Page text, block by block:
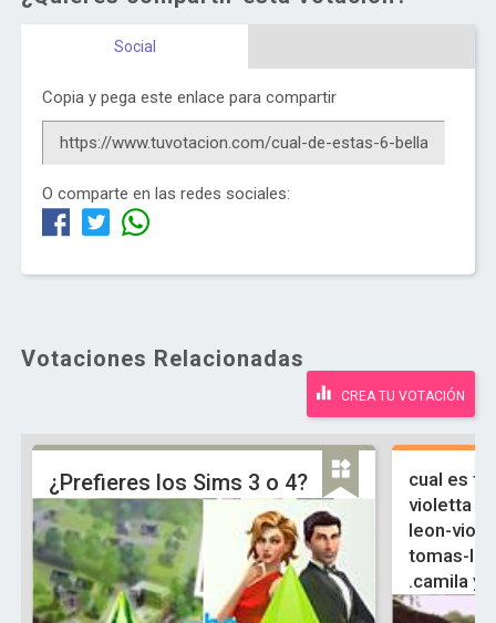
Social
Copia y pega este enlace para compartir
O comparte en las redes sociales:
Votaciones Relacionadas
CREA TU VOTACIÓN
¿Prefieres los Sims 3 o 4?
cual es
violetta y
leon-
tomas-
.camila y